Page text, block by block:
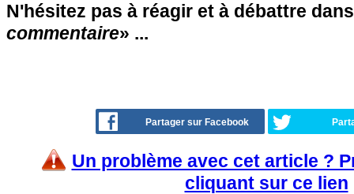
N'hésitez pas à réagir et à débattre
commentaire» ...
Partager sur Facebook
Un problème avec cet article ?
cliquant sur ce lien